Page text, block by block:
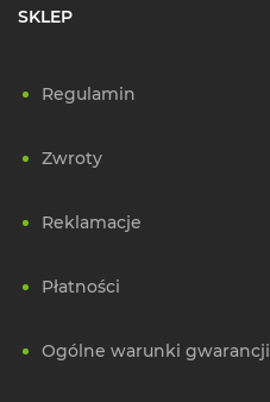
SKLEP
Regulamin
Zwroty
Reklamacje
Płatności
Ogólne warunki gwarancji